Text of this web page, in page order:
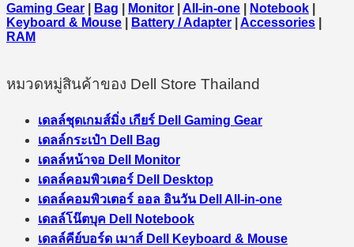
Gaming Gear
Bag Monitor All-in-one Notebook
Keyboard & Mouse
Battery / Adapter Accessories
RAM
หมวดหมู่สินค้าของ Dell Store Thailand
เดลล์ชุดเกมส์มิ่ง เกียร์ Dell Gaming Gear
เดลล์กระเป๋า Dell Bag
เดลล์หน้าจอ Dell Monitor
เดลล์คอมพิวเตอร์ Dell Desktop
เดลล์คอมพิวเตอร์ ออล อินวัน Dell All-in-one
เดลล์โน๊ตบุค Dell Notebook
เดลล์คีย์บอร์ด เมาส์ Dell Keyboard & Mouse